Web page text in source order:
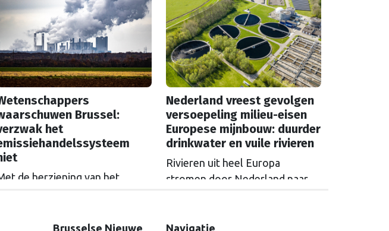
Nederland bleef al die
tijd tegen de veranderingen.
hebben ook een impact op de
Nederlandse schatkist.
Brussel:
het
de herziening van het
zicht, groeien de klachten over
Nederland vreest gevolgen
versoepeling milieu-eisen
Europese mijnbouw: duurder
drinkwater en vuile rivieren
Rivieren uit heel Europa
stromen door Nederland naar
mijnbouwbedrijven versoepelt,
Brusselse Nieuwe Navigatie